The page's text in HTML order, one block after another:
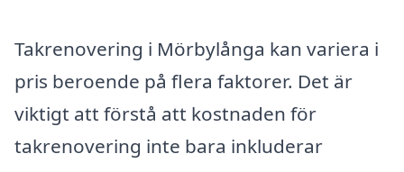
Takrenovering i Mörbylånga kan variera i
pris beroende på flera faktorer. Det är
viktigt att förstå att kostnaden för
takrenovering inte bara inkluderar